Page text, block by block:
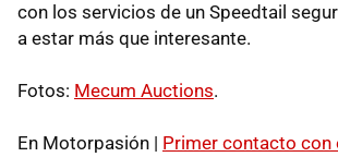
con los servicios de un Speedtail
a estar más que interesante.
Fotos: Mecum Auctions.
En Motorpasión | Primer contacto con